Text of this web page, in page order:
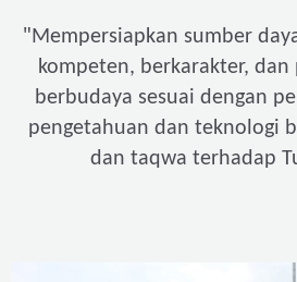
"Mempersiapkan sumber
kompeten, berkarakter,
berbudaya sesuai dengan
pengetahuan dan teknologi
dan taqwa terhadap